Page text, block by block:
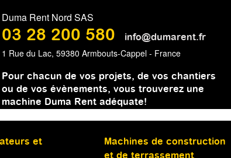
Duma Rent Nord SAS
03 28 200 580 info@dumarent.fr
1 Rue du Lac, 59380 Armbouts-Cappel - France
Pour chacun de vos projets, de vos chantiers
ou de vos évènements, vous trouverez une
machine Duma Rent adéquate!
et
Machines de construction
et de terrassement